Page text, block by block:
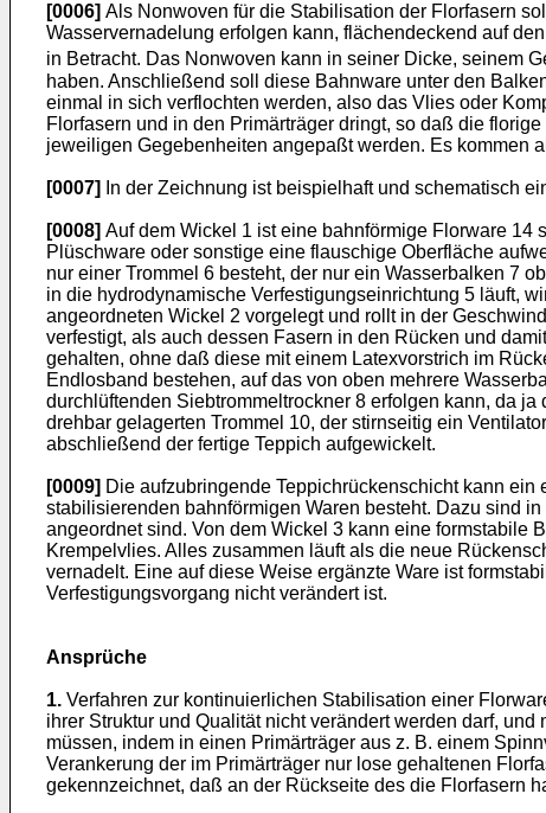
[0006] Als Nonwoven für die Stabilisation der Florfasern
Wasservernadelung erfolgen kann, flächendeckend auf
in Betracht. Das Nonwoven kann in seiner Dicke, seinem
haben. Anschließend soll diese Bahnware unter den
einmal in sich verflochten werden, also das Vlies oder
Florfasern und in den Primärträger dringt, so daß die
jeweiligen Gegebenheiten angepaßt werden. Es kommen
[0007] In der Zeichnung ist beispielhaft und schematisch
[0008] Auf dem Wickel 1 ist eine bahnförmige Florware
Plüschware oder sonstige eine flauschige Oberfläche
nur einer Trommel 6 besteht, der nur ein Wasserbalken 7
in die hydrodynamische Verfestigungseinrichtung 5 läuft,
angeordneten Wickel 2 vorgelegt und rollt in der
verfestigt, als auch dessen Fasern in den Rücken und
gehalten, ohne daß diese mit einem Latexvorstrich im
Endlosband bestehen, auf das von oben mehrere
durchlüftenden Siebtrommeltrockner 8 erfolgen kann, da
drehbar gelagerten Trommel 10, der stirnseitig ein
abschließend der fertige Teppich aufgewickelt.
[0009] Die aufzubringende Teppichrückenschicht kann
stabilisierenden bahnförmigen Waren besteht. Dazu sind
angeordnet sind. Von dem Wickel 3 kann eine formstabile
Krempelvlies. Alles zusammen läuft als die neue
vernadelt. Eine auf diese Weise ergänzte Ware ist
Verfestigungsvorgang nicht verändert ist.
Ansprüche
1. Verfahren zur kontinuierlichen Stabilisation einer
ihrer Struktur und Qualität nicht verändert werden darf,
müssen, indem in einen Primärträger aus z. B. einem
Verankerung der im Primärträger nur lose gehaltenen
gekennzeichnet, daß an der Rückseite des die Florfasern